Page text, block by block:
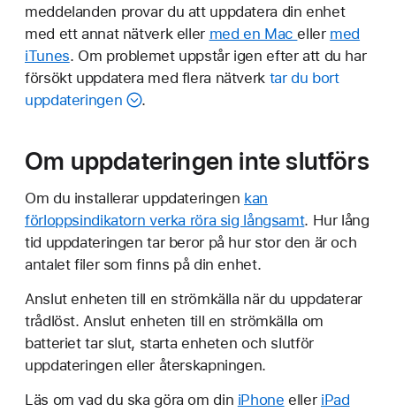
meddelanden provar du att uppdatera din enhet
med ett annat nätverk eller med en Maceller med
iTunes. Om problemet uppstår igen efter att du har
försökt uppdatera med flera nätverk tar du bort
uppdateringen
.
Om uppdateringen inte slutförs
Om du installerar uppdateringen kan
förloppsindikatorn verka röra sig långsamt. Hur lång
tid uppdateringen tar beror på hur stor den är och
antalet filer som finns på din enhet.
Anslut enheten till en strömkälla när du uppdaterar
trådlöst. Anslut enheten till en strömkälla om
batteriet tar slut, starta enheten och slutför
uppdateringen eller återskapningen.
Läs om vad du ska göra om din iPhone eller iPad